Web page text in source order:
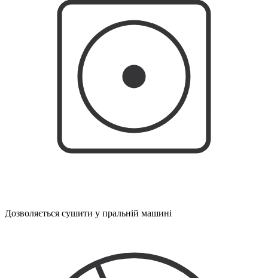
Дозволяється сушити у пральній машині